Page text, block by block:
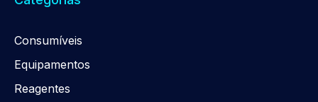
Consumíveis
Equipamentos
Reagentes